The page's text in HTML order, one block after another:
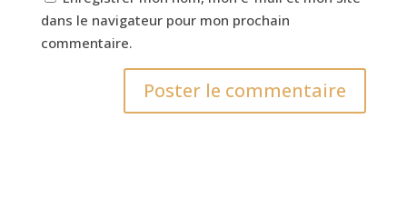
dans le navigateur pour mon prochain
commentaire.